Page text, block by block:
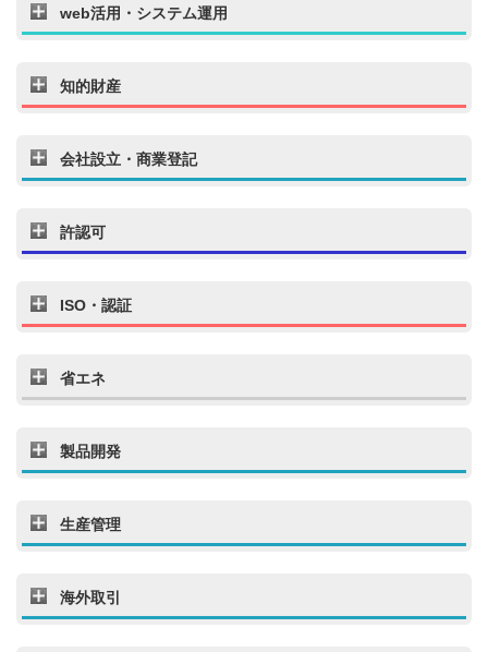
web活用・システム運用
知的財産
会社設立・商業登記
許認可
ISO・認証
省エネ
製品開発
生産管理
海外取引